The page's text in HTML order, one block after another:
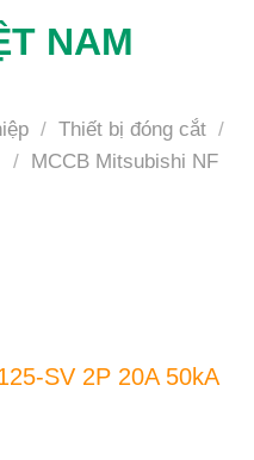
/ Thiết bị đóng cắt /
/ MCCB Mitsubishi NF
SV 2P 20A 50kA